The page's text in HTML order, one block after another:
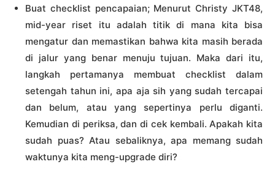
Buat checklist pencapaian; Menurut Christy JKT48,
mid-year riset itu adalah titik di mana kita bisa
mengatur dan memastikan bahwa kita masih berada
di jalur yang benar menuju tujuan. Maka dari itu,
langkah pertamanya membuat checklist dalam
setengah tahun ini, apa aja sih yang sudah tercapai
dan belum, atau yang sepertinya perlu diganti.
Kemudian di periksa, dan di cek kembali. Apakah kita
sudah puas? Atau sebaliknya, apa memang sudah
waktunya kita meng-upgrade diri?